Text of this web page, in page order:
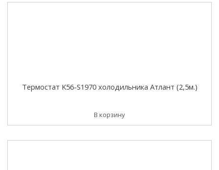
Термостат K56-S1970 холодильника Атлант (2,5м.)
В корзину